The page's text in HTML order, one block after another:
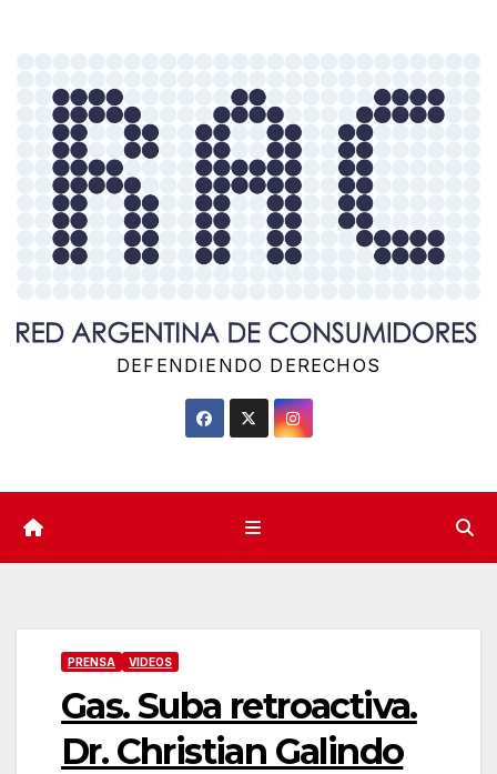
contenido
DEFENDIENDO DERECHOS
PRENSA VIDEOS
Gas. Suba retroactiva.
Dr. Christian Galindo